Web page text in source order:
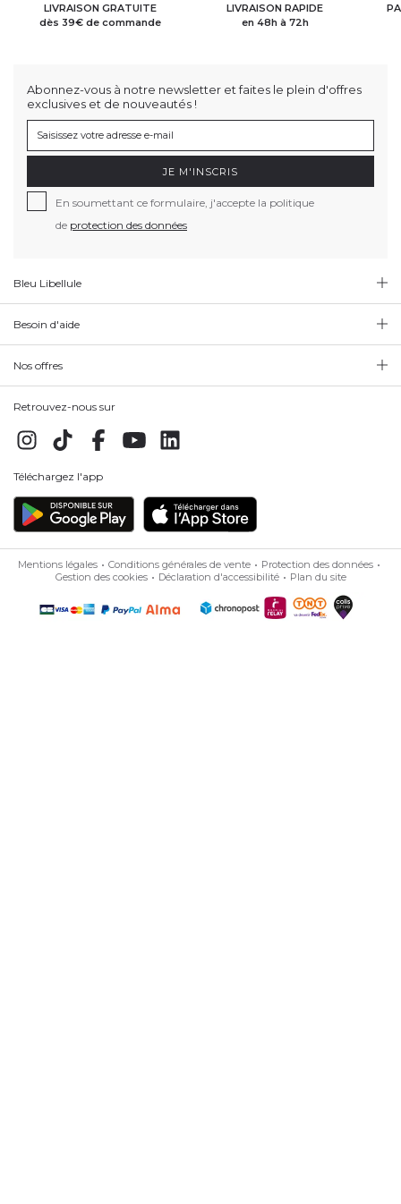
LIVRAISON GRATUITE
dès 39€ de commande
LIVRAISON RAPIDE
en 48h à 72h
Abonnez-vous à notre newsletter et faites le plein d'offres
exclusives et de nouveautés !
JE M'INSCRIS
En soumettant ce formulaire, j'accepte la politique
de protection des données
Bleu Libellule
Besoin d'aide
Nos offres
Retrouvez-nous sur
Téléchargez l'app
Mentions légales Conditions générales de vente
Protection des données
Gestion des cookies
Déclaration d'accessibilité Plan du site